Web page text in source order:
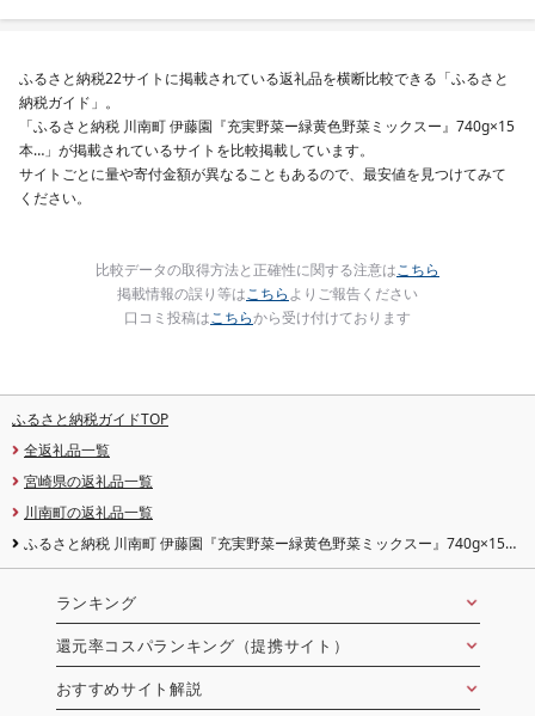
礼品 おかず おつまみ
南 藤沢
ふるさと納税22サイトに掲載されている返礼品を横断比較できる「ふるさと
納税ガイド」。
「ふるさと納税 川南町 伊藤園『充実野菜ー緑黄色野菜ミックスー』740g×15
本…」が掲載されているサイトを比較掲載しています。
サイトごとに量や寄付金額が異なることもあるので、最安値を見つけてみて
ください。
比較データの取得方法と正確性に関する注意はこちら
掲載情報の誤り等はこちらよりご報告ください
口コミ投稿はこちらから受け付けております
ふるさと納税ガイドTOP
全返礼品一覧
宮崎県の返礼品一覧
川南町の返礼品一覧
ふるさと納税 川南町 伊藤園『充実野菜ー緑黄色野菜ミックスー』740g×15本
ランキング
還元率コスパランキング（提携サイト）
おすすめサイト解説